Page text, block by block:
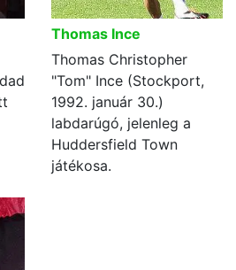
Thomas Ince
Thomas Christopher
"Tom" Ince (Stockport,
1992. január 30.)
labdarúgó, jelenleg a
Huddersfield Town
játékosa.